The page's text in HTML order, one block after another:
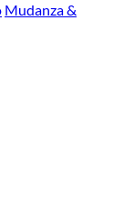
Mudanza &